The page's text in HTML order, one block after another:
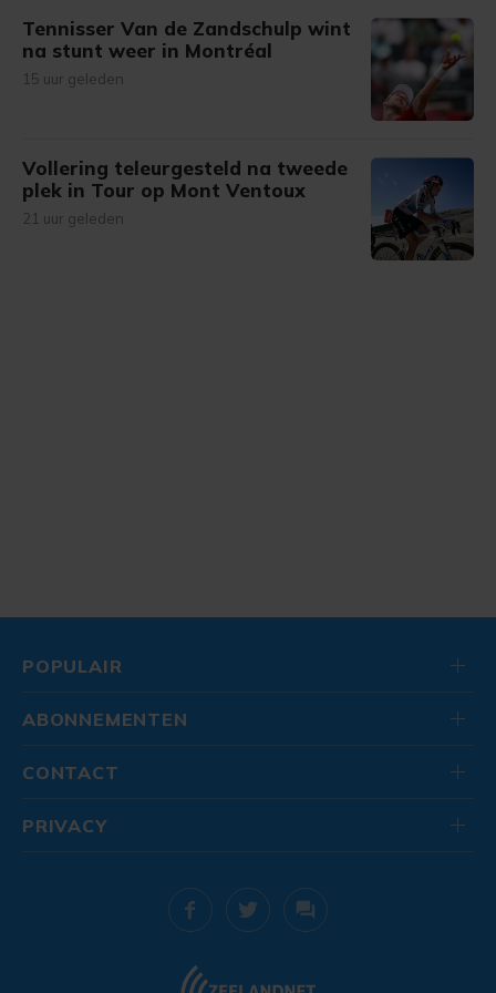
Tennisser Van de Zandschulp wint
na stunt weer in Montréal
15 uur geleden
Vollering teleurgesteld na tweede
plek in Tour op Mont Ventoux
21 uur geleden
POPULAIR
ABONNEMENTEN
CONTACT
PRIVACY